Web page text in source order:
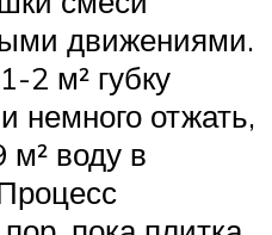
движениями.
2 м² губку
немного отжать,
м² воду в